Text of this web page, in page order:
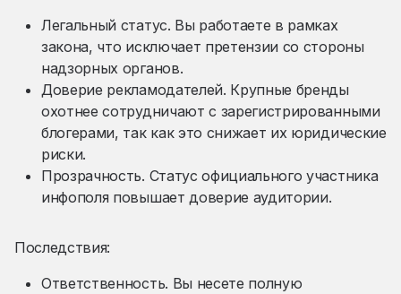
Легальный статус. Вы работаете в рамках
закона, что исключает претензии со стороны
надзорных органов.
Доверие рекламодателей. Крупные бренды
охотнее сотрудничают с зарегистрированными
блогерами, так как это снижает их юридические
риски.
Прозрачность. Статус официального участника
инфополя повышает доверие аудитории.
Последствия:
Ответственность. Вы несете полную